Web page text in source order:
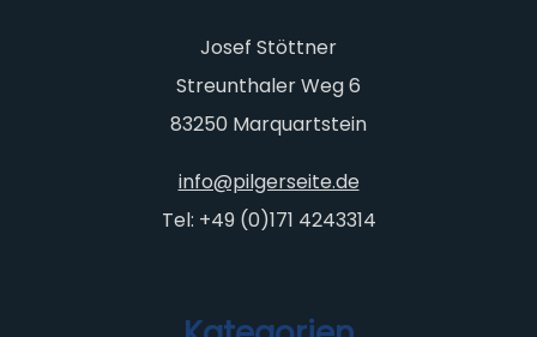
Josef Stöttner
Streunthaler Weg 6
83250 Marquartstein
info@pilgerseite.de
Tel: +49 (0)171 4243314